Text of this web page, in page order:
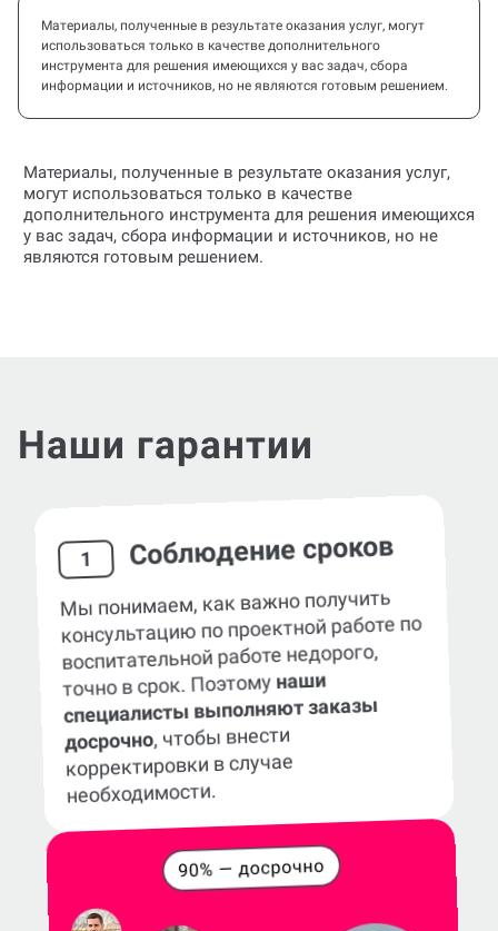
Материалы, полученные в результате оказания услуг, могут
использоваться только в качестве дополнительного
инструмента для решения имеющихся у вас задач, сбора
информации и источников, но не являются готовым решением.
Материалы, полученные в результате оказания услуг,
могут использоваться только в качестве
дополнительного инструмента для решения имеющихся
у вас задач, сбора информации и источников, но не
являются готовым решением.
Наши гарантии
1 Соблюдение сроков
Мы понимаем, как важно получить
консультацию по проектной работе по
воспитательной работе недорого,
точно в срок. Поэтому наши
специалисты выполняют заказы
досрочно, чтобы внести
корректировки в случае
необходимости.